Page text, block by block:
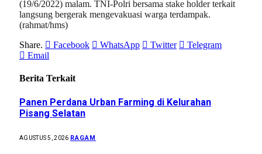
(19/6/2022) malam. TNI-Polri bersama stake holder terkait
langsung bergerak mengevakuasi warga terdampak.
(rahmat/hms)
Share.
Facebook WhatsApp Twitter
Telegram
Email
Berita Terkait
Panen Perdana Urban Farming di Kelurahan
Pisang Selatan
AGUSTUS 5, 2026 RAGAM